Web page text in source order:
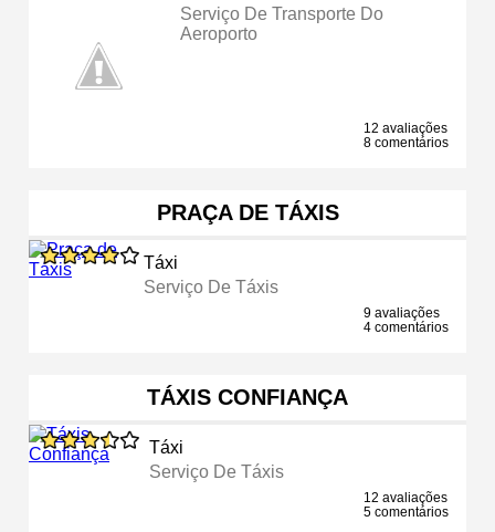
Serviço De Transporte Do
Aeroporto
12 avaliações
8 comentários
PRAÇA DE TÁXIS
Táxi
Serviço De Táxis
9 avaliações
4 comentários
TÁXIS CONFIANÇA
Táxi
Serviço De Táxis
12 avaliações
5 comentários